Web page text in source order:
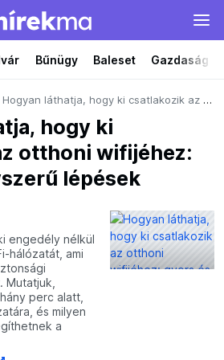
Bűnügy Baleset Gazdaság
Hogyan láthatja, hogy ki csatlakozik az otthoni wifijéhez: gyors és egyszerű lépések
hogy ki
otthoni wifijéhez:
lépések
engedély nélkül
hálózatát, ami
perc alatt,
és milyen
a